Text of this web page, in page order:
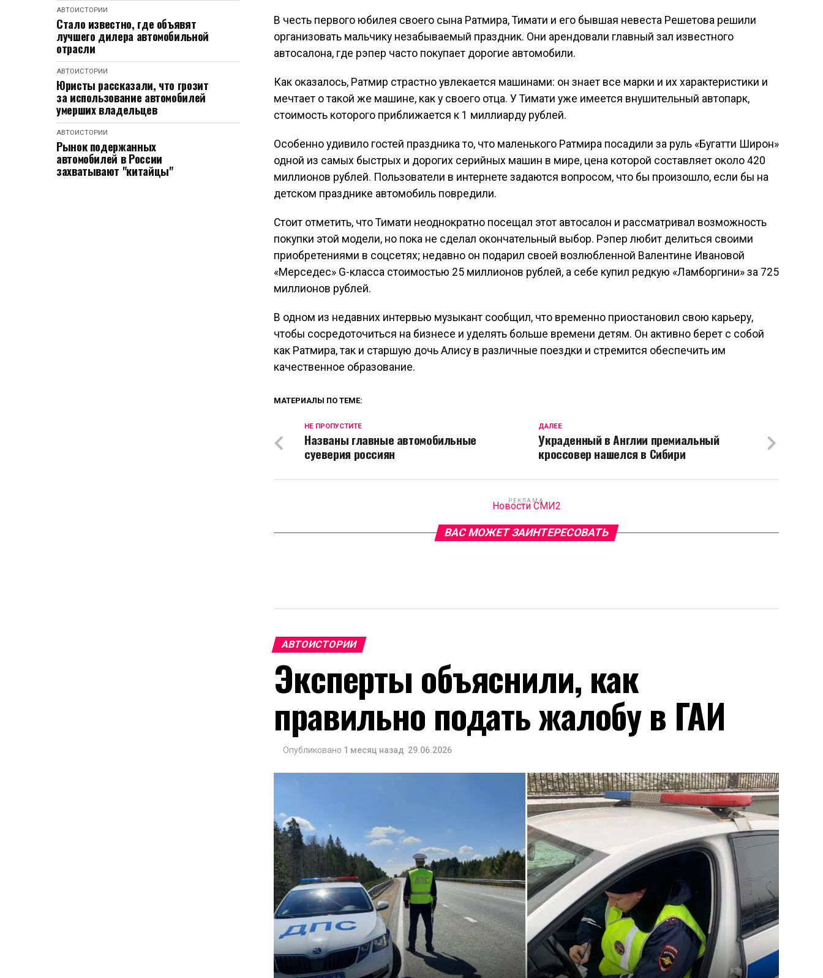
АВТОИСТОРИИ
Стало известно, где объявят
лучшего дилера автомобильной
отрасли
АВТОИСТОРИИ
Юристы рассказали, что грозит
за использование автомобилей
умерших владельцев
АВТОИСТОРИИ
Рынок подержанных
автомобилей в России
захватывают "китайцы"
В честь первого юбилея своего сына Ратмира, Тимати и его бывшая невеста Решетова решили
организовать мальчику незабываемый праздник. Они арендовали главный зал известного
автосалона, где рэпер часто покупает дорогие автомобили.
Как оказалось, Ратмир страстно увлекается машинами: он знает все марки и их характеристики и
мечтает о такой же машине, как у своего отца. У Тимати уже имеется внушительный автопарк,
стоимость которого приближается к 1 миллиарду рублей.
Особенно удивило гостей праздника то, что маленького Ратмира посадили за руль «Бугатти Широн»
одной из самых быстрых и дорогих серийных машин в мире, цена которой составляет около 420
миллионов рублей. Пользователи в интернете задаются вопросом, что бы произошло, если бы на
детском празднике автомобиль повредили.
Стоит отметить, что Тимати неоднократно посещал этот автосалон и рассматривал возможность
покупки этой модели, но пока не сделал окончательный выбор. Рэпер любит делиться своими
приобретениями в соцсетях; недавно он подарил своей возлюбленной Валентине Ивановой
«Мерседес» G-класса стоимостью 25 миллионов рублей, а себе купил редкую «Ламборгини» за 725
миллионов рублей.
В одном из недавних интервью музыкант сообщил, что временно приостановил свою карьеру,
чтобы сосредоточиться на бизнесе и уделять больше времени детям. Он активно берет с собой
как Ратмира, так и старшую дочь Алису в различные поездки и стремится обеспечить им
качественное образование.
МАТЕРИАЛЫ ПО ТЕМЕ:
ДАЛЕЕ
Украденный в Англии премиальный
кроссовер нашелся в Сибири
НЕ ПРОПУСТИТЕ
Названы главные автомобильные
суеверия россиян
РЕКЛАМА
Новости СМИ2
ВАС МОЖЕТ ЗАИНТЕРЕСОВАТЬ
АВТОИСТОРИИ
Эксперты объяснили, как
правильно подать жалобу в ГАИ
Опубликовано 1 месяц назад 29.06.2026